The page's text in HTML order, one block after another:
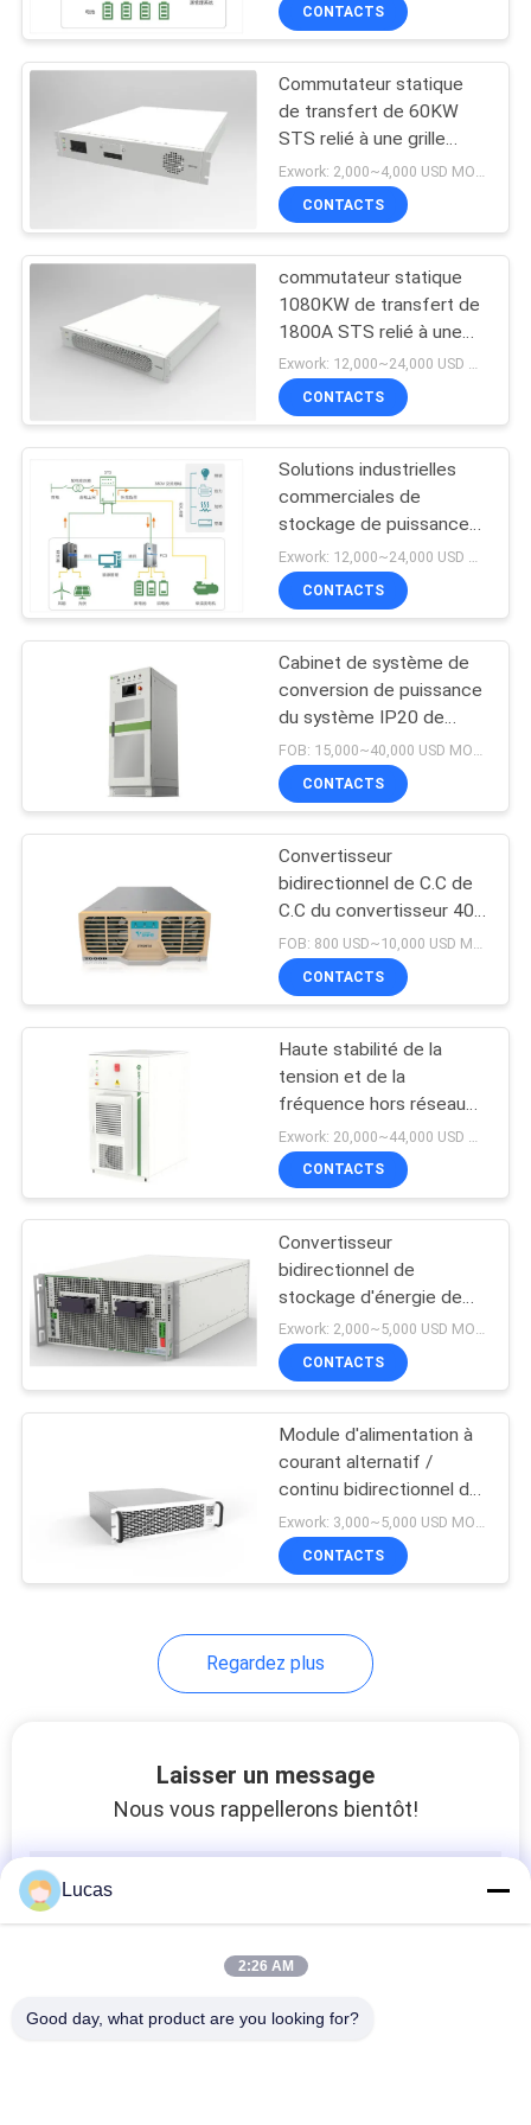
CONTRÔLE
QUALITÉ
CONTACT
NOUVELLES
DE
SOUMISSION
PLAN
SITE
POLITIQUE
CONFIDENTIALITÉ
Commutateur
statique de transfert
de STS
convertisseur de
C.C de C.C
3
Solution de
stockage de
l'énergie
6
CONTACTS
Commutateur statique
de transfert de 60KW
STS relié à une grille
outre du commutateur
électrique de STS de
grille
CONTACTS
commutateur statique
1080KW de transfert de
1800A STS relié à une
grille et outre du
dispositif 45dB de
commutation de grille
Exwork: 12,000~24,000 USD MOQ:1
CONTACTS
Solutions industrielles
commerciales de
stockage de puissance
de la solution 30KW-
30MW de stockage de
l'énergie
Exwork: 12,000~24,000 USD MOQ:1
CONTACTS
Cabinet de système de
conversion de puissance
du système IP20 de
stockage de l'énergie de
la batterie 280KW
CONTACTS
Convertisseur
bidirectionnel de C.C de
C.C du convertisseur 40A
de C.C de C.C
d'alimentation de
l'énergie 15KW
CONTACTS
Haute stabilité de la
tension et de la
fréquence hors réseau
120kW PCS 241kWh
batterie générateur de
batterie refroidi à l'air à
CONTACTS
Convertisseur
bidirectionnel de
stockage d'énergie de
type CA/CC de 125 kW Exwork: 2,000~5,000 USD MOQ:5
CONTACTS
Module d'alimentation à
courant alternatif /
continu bidirectionnel de
130 kW pour le réseau
électrique et le système
de stockage d'énergie
Exwork: 3,000~5,000 USD MOQ:5
CONTACTS
Regardez plus
Laisser un message
Nous vous rappellerons bientôt!
Lucas
2:26 AM
Good day, what product are you looking for?